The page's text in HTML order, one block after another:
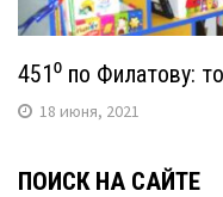
451⁰ по Филатову:
18 июня, 2021
ПОИСК НА САЙТЕ